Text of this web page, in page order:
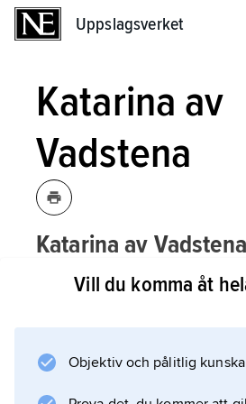
Uppslagsverket
Katarina av
Vadstena
Katarina av
Ulfsdotter
född ca 1331,
dotter till Birgitta och Ulf
Egard van Kyren; med
Vill du komma åt
Objektiv och pålitlig